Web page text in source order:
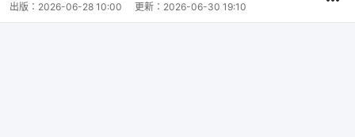
出版： 2026-06-28 10:00 更新： 2026-06-30 19:10